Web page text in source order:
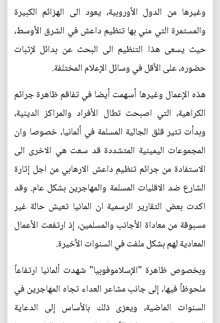
وغيرها من الدول الأوروبية، يعود الى الهزائم الكبيرة
والمستمرة التي مني بها تنظيم داعش في الشرق الأوسط،
حيث يسعى هذا التنظيم الى البحث عن بدائل لإثبات
حضوره، على الأقل في وسائل الإعلام المختلفة.
هذه الإعمال وغيرها أسهمت أيضا في تفاقم ظاهرة جرائم
الكراهية، التي اصبحت تطال الأفراد والمراكز الدينية،
وبدأت تثير قلق الجالية المسلمة في ألمانيا، خصوصا وان
المجموعات اليمينية المتشددة قد سعت هي الاخرى الى
الاستفادة من جرائم تنظيم داعش الارهابي من اجل إثارة
الشارع ضد الاقليات المسلمة والمهاجرين بشكل عام. وقد
اكدت بعض التقارير الرسمية ان المانيا تعيش حالة غير
مسبوقة من معاداة الأجانب والمسلمين، إذ ارتفعت الأعمال
المعادية لهم بشكل ملفت في السنوات الأخيرة.
وبخصوص ظاهرة "الإسلاموفوبيا" شهدت ألمانيا ارتفاعاً
ملحوظاً فيها، إلى جانب مشاعر العداء تجاه المهاجرين في
السنوات الماضية، ويعزى ذلك بالأساس إلى الدعاية